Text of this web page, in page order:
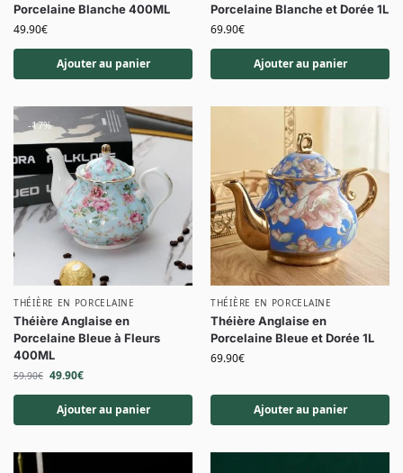
Porcelaine Blanche 400ML
49.90€
Ajouter au panier
Porcelaine Blanche et Dorée 1L
69.90€
Ajouter au panier
-17%
THÉIÈRE EN PORCELAINE
Théière Anglaise en
Porcelaine Bleue à Fleurs
400ML
59.90€ 49.90€
Ajouter au panier
THÉIÈRE EN PORCELAINE
Théière Anglaise en
Porcelaine Bleue et Dorée 1L
69.90€
Ajouter au panier